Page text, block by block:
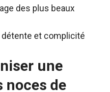
des plus beaux
détente et complicité
une
noces de